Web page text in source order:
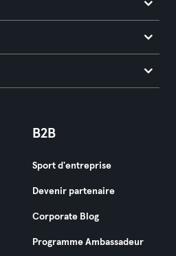
B2B
Sport d'entreprise
Devenir partenaire
Corporate Blog
Programme Ambassadeur